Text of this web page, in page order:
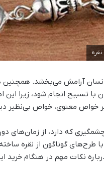
انسان آرامش می‌بخشد. همچنین
با تسبیح انجام شود، زیرا
خواص معنوی، خواص بی‌نظیر
که دارد، از زمان‌های
طرح‌های گوناگون از نقره
نکات مهم در هنگام خرید